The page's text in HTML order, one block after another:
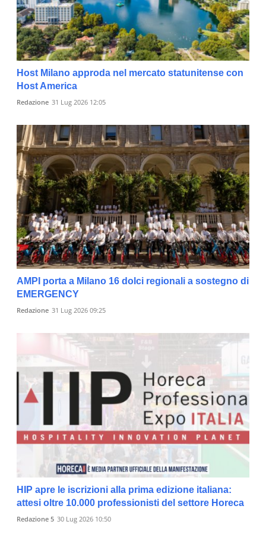
Host Milano approda nel mercato statunitense con
Host America
Redazione 31 Lug 2026 12:05
AMPI porta a Milano 16 dolci regionali a sostegno di
EMERGENCY
Redazione 31 Lug 2026 09:25
HIP apre le iscrizioni alla prima edizione italiana:
attesi oltre 10.000 professionisti del settore Horeca
Redazione 5 30 Lug 2026 10:50